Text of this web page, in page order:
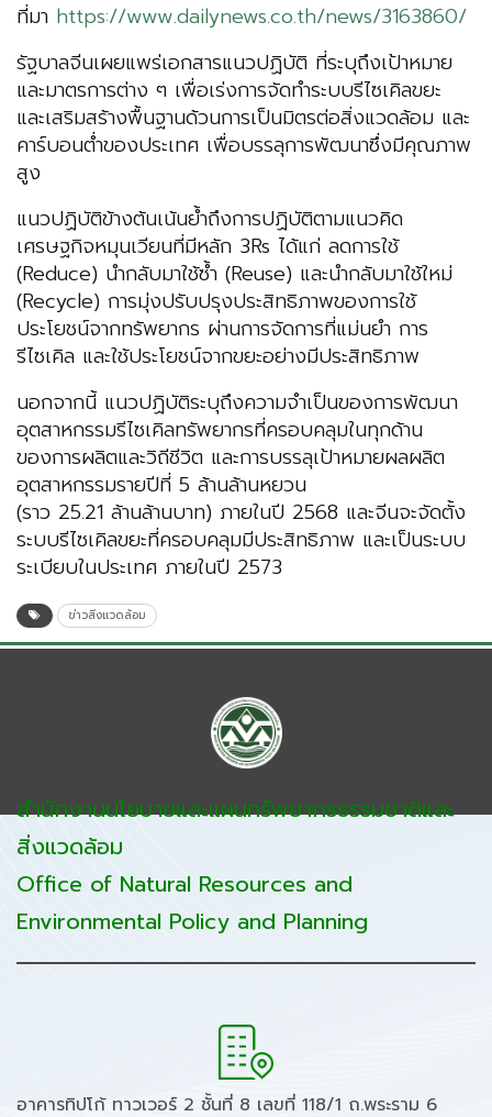
ที่มา https://www.dailynews.co.th/news/3163860/
รัฐบาลจีนเผยแพร่เอกสารแนวปฏิบัติ ที่ระบุถึงเป้าหมาย
และมาตรการต่าง ๆ เพื่อเร่งการจัดทำระบบรีไซเคิลขยะ
และเสริมสร้างพื้นฐานด้วนการเป็นมิตรต่อสิ่งแวดล้อม และ
คาร์บอนต่ำของประเทศ เพื่อบรรลุการพัฒนาซึ่งมีคุณภาพ
สูง
แนวปฏิบัติข้างต้นเน้นย้ำถึงการปฏิบัติตามแนวคิด
เศรษฐกิจหมุนเวียนที่มีหลัก 3Rs ได้แก่ ลดการใช้
(Reduce) นำกลับมาใช้ซ้ำ (Reuse) และนำกลับมาใช้ใหม่
(Recycle) การมุ่งปรับปรุงประสิทธิภาพของการใช้
ประโยชน์จากทรัพยากร ผ่านการจัดการที่แม่นยำ การ
รีไซเคิล และใช้ประโยชน์จากขยะอย่างมีประสิทธิภาพ
นอกจากนี้ แนวปฏิบัติระบุถึงความจำเป็นของการพัฒนา
อุตสาหกรรมรีไซเคิลทรัพยากรที่ครอบคลุมในทุกด้าน
ของการผลิตและวิถีชีวิต และการบรรลุเป้าหมายผลผลิต
อุตสาหกรรมรายปีที่ 5 ล้านล้านหยวน
(ราว 25.21 ล้านล้านบาท) ภายในปี 2568 และจีนจะจัดตั้ง
ระบบรีไซเคิลขยะที่ครอบคลุมมีประสิทธิภาพ และเป็นระบบ
ระเบียบในประเทศ ภายในปี 2573
ข่าวสิ่งแวดล้อม
สำนักงานนโยบายและแผนทรัพยากรธรรมชาติและ
สิ่งแวดล้อม
Office of Natural Resources and
Environmental Policy and Planning
อาคารทิปโก้ ทาวเวอร์ 2 ชั้นที่ 8 เลขที่ 118/1 ถ.พระราม 6